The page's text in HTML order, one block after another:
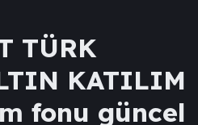
TÜRK
KATILIM
fonu güncel